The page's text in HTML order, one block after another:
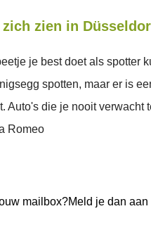
zien in
je best doet als spotter
spotten, maar er is
Auto's die je nooit verwacht
Romeo
mailbox?Meld je dan aan